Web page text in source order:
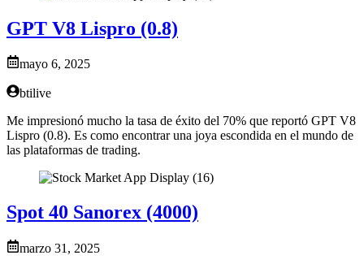
GPT V8 Lispro (0.8)
mayo 6, 2025
btilive
Me impresionó mucho la tasa de éxito del 70% que reportó GPT V8
Lispro (0.8). Es como encontrar una joya escondida en el mundo de
las plataformas de trading.
Spot 40 Sanorex (4000)
marzo 31, 2025